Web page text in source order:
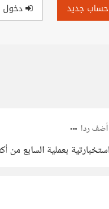
حساب جديد دخول
أضف ردا
بعملية السابع من